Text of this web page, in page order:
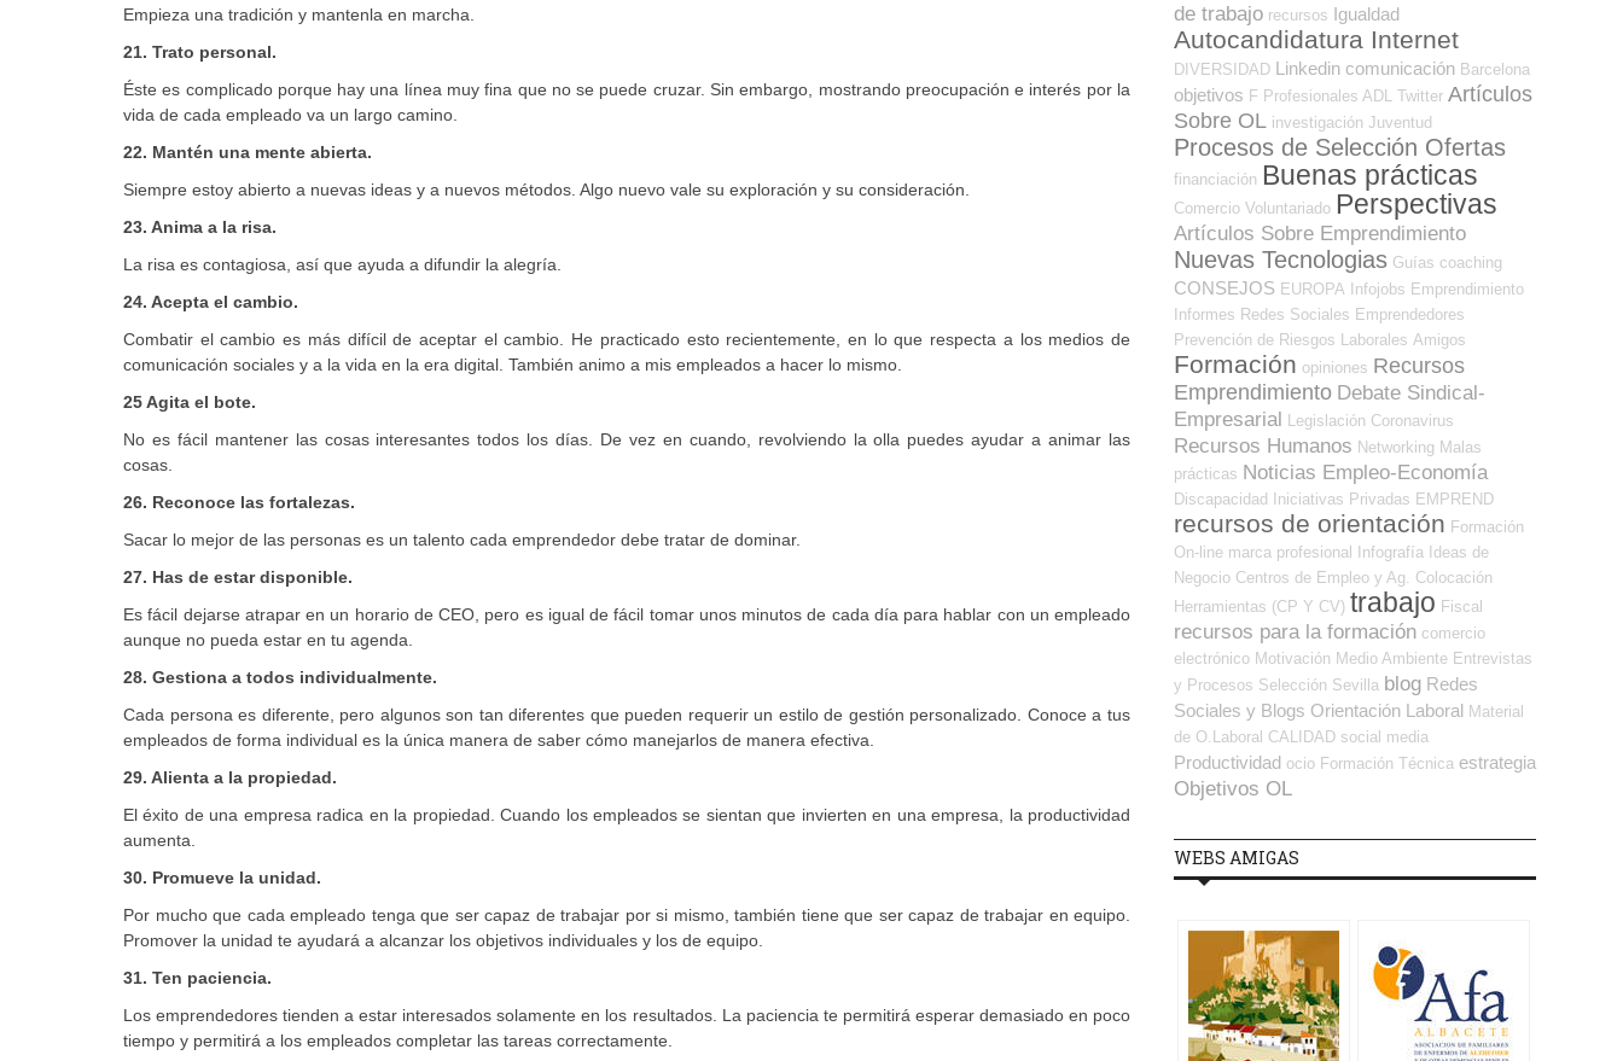
Empieza una tradición y mantenla en marcha.
21. Trato personal.
Éste es complicado porque hay una línea muy fina que no se puede cruzar. Sin embargo, mostrando preocupación e interés por la
vida de cada empleado va un largo camino.
22. Mantén una mente abierta.
Siempre estoy abierto a nuevas ideas y a nuevos métodos. Algo nuevo vale su exploración y su consideración.
23. Anima a la risa.
La risa es contagiosa, así que ayuda a difundir la alegría.
24. Acepta el cambio.
Combatir el cambio es más difícil de aceptar el cambio. He practicado esto recientemente, en lo que respecta a los medios de
comunicación sociales y a la vida en la era digital. También animo a mis empleados a hacer lo mismo.
25 Agita el bote.
No es fácil mantener las cosas interesantes todos los días. De vez en cuando, revolviendo la olla puedes ayudar a animar las
cosas.
26. Reconoce las fortalezas.
Sacar lo mejor de las personas es un talento cada emprendedor debe tratar de dominar.
27. Has de estar disponible.
Es fácil dejarse atrapar en un horario de CEO, pero es igual de fácil tomar unos minutos de cada día para hablar con un empleado
aunque no pueda estar en tu agenda.
28. Gestiona a todos individualmente.
Cada persona es diferente, pero algunos son tan diferentes que pueden requerir un estilo de gestión personalizado. Conoce a tus
empleados de forma individual es la única manera de saber cómo manejarlos de manera efectiva.
29. Alienta a la propiedad.
El éxito de una empresa radica en la propiedad. Cuando los empleados se sientan que invierten en una empresa, la productividad
aumenta.
30. Promueve la unidad.
Por mucho que cada empleado tenga que ser capaz de trabajar por si mismo, también tiene que ser capaz de trabajar en equipo.
Promover la unidad te ayudará a alcanzar los objetivos individuales y los de equipo.
31. Ten paciencia.
Los emprendedores tienden a estar interesados solamente ​​en los resultados. La paciencia te permitirá esperar demasiado en poco
tiempo y permitirá a los empleados completar las tareas correctamente.
de trabajo recursos Igualdad
Autocandidatura Internet
DIVERSIDAD Linkedin comunicación Barcelona
objetivos F Profesionales ADL Twitter Artículos
Sobre OL investigación Juventud
Procesos de Selección Ofertas
financiación Buenas prácticas
Comercio Voluntariado Perspectivas
Artículos Sobre Emprendimiento
Nuevas Tecnologias Guías coaching
CONSEJOS EUROPA Infojobs Emprendimiento
Informes Redes Sociales Emprendedores
Prevención de Riesgos Laborales Amigos
Formación opiniones Recursos
Emprendimiento Debate Sindical-
Empresarial
Legislación Coronavirus
Recursos Humanos Networking Malas
prácticas Noticias Empleo-Economía
Discapacidad Iniciativas Privadas EMPREND
recursos de orientación Formación
On-line marca profesional Infografía
Ideas de
Negocio Centros de Empleo y Ag. Colocación
Herramientas (CP Y CV) trabajo Fiscal
recursos para la formación comercio
electrónico Motivación Medio Ambiente Entrevistas
y Procesos Selección Sevilla blog Redes
Sociales y Blogs Orientación Laboral Material
de O.Laboral CALIDAD social media
Productividad ocio Formación Técnica estrategia
Objetivos OL
WEBS AMIGAS